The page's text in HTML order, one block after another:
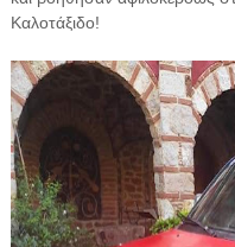
Καλοτάξιδο!